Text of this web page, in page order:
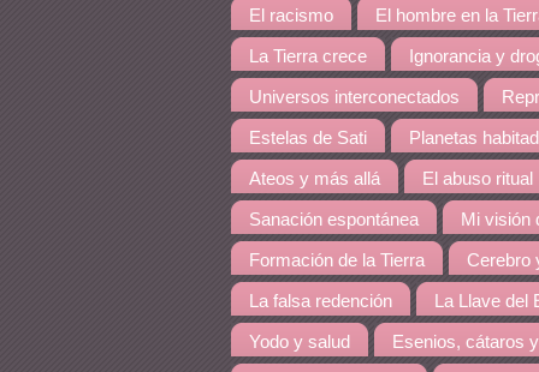
El racismo El hombre en la
La Tierra crece Ignorancia y
Universos interconectados
Estelas de Sati Planetas
Ateos y más allá El abuso ritual
Sanación espontánea Mi visión
Formación de la Tierra Cerebro
La falsa redención La Llave del
Yodo y salud Esenios, cátaros